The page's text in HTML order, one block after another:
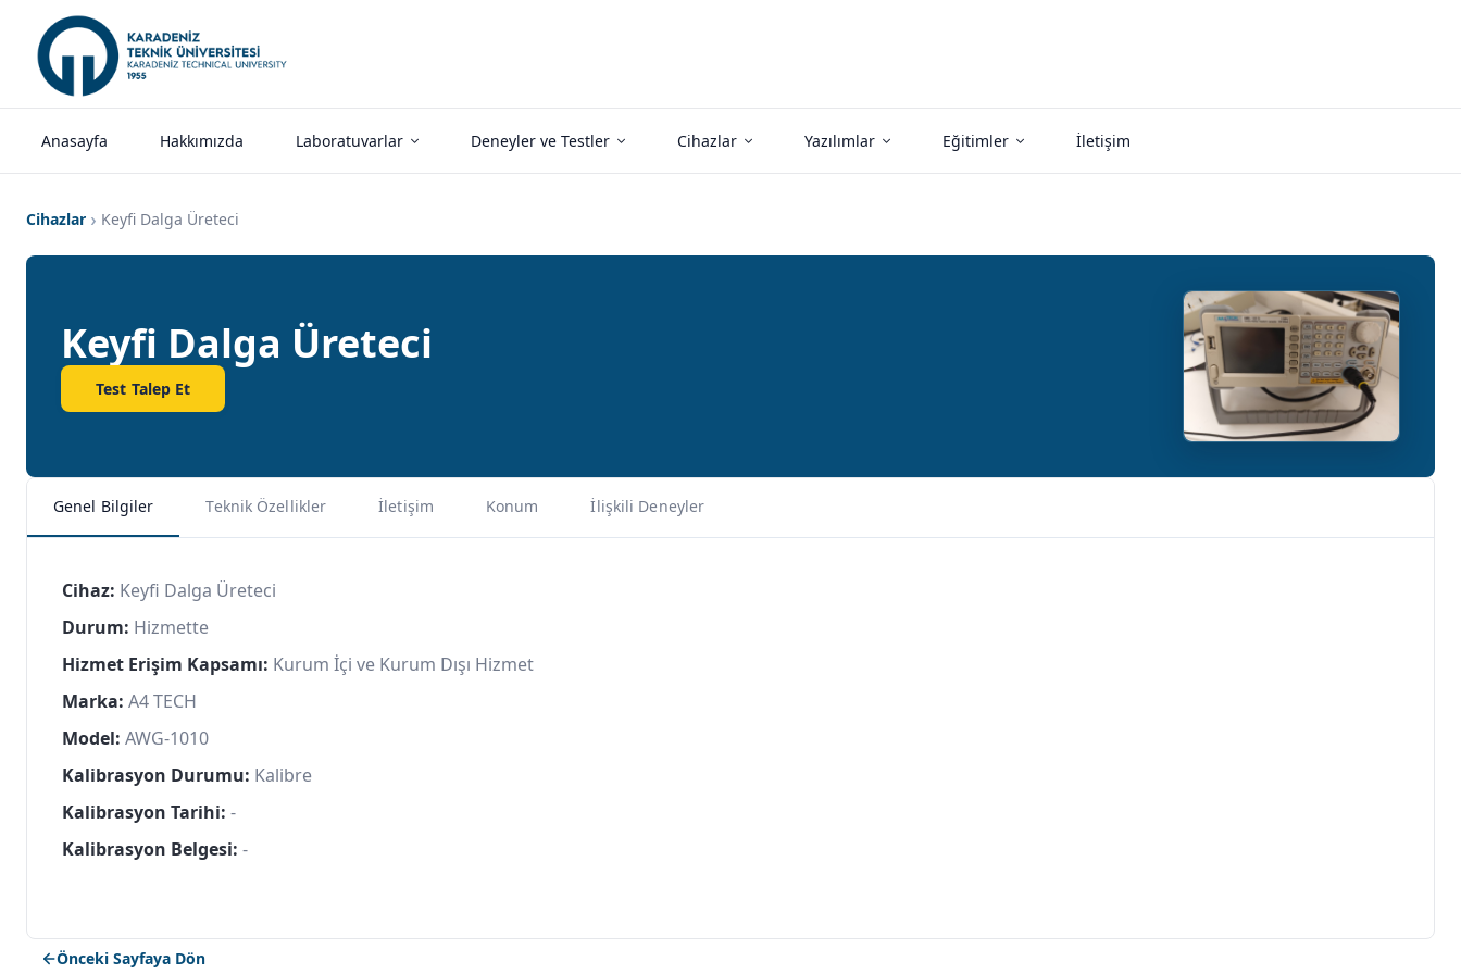
Anasayfa Hakkımızda Laboratuvarlar Deneyler ve Testler Cihazlar Yazılımlar Eğitimler İletişim
Cihazlar Keyfi Dalga Üreteci
Keyfi Dalga Üreteci
Test Talep Et
Genel Bilgiler Teknik Özellikler İletişim Konum İlişkili Deneyler
Cihaz: Keyfi Dalga Üreteci
Durum: Hizmette
Hizmet Erişim Kapsamı: Kurum İçi ve Kurum Dışı Hizmet
Marka: A4 TECH
Model: AWG-1010
Kalibrasyon Durumu: Kalibre
Kalibrasyon Tarihi: -
Kalibrasyon Belgesi: -
Önceki Sayfaya Dön